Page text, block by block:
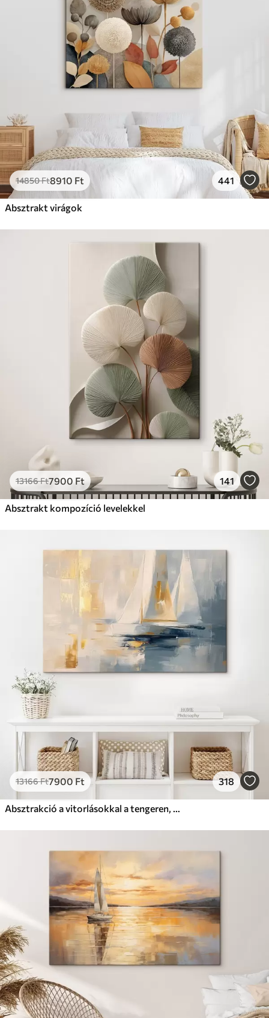
14850Ft8910 Ft 441
Absztrakt virágok
13166Ft7900 Ft 141
Absztrakt kompozíció levelekkel
13166Ft7900 Ft 318
Absztrakció a vitorlásokkal a tengeren, akril stílusban, naplemente